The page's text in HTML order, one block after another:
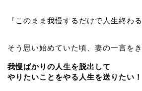
『このまま我慢するだけで人生終わる
そう思い始めていた頃、妻の一言を
我慢ばかりの人生を脱出して
やりたいことをやる人生を送りたい！